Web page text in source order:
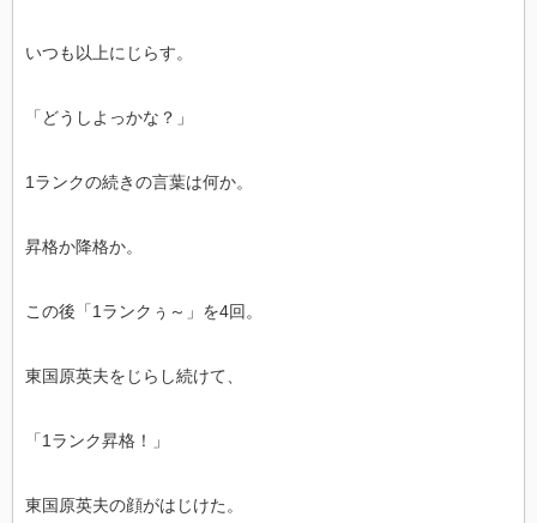
いつも以上にじらす。
「どうしよっかな？」
1ランクの続きの言葉は何か。
昇格か降格か。
この後「1ランクぅ～」を4回。
東国原英夫をじらし続けて、
「1ランク昇格！」
東国原英夫の顔がはじけた。